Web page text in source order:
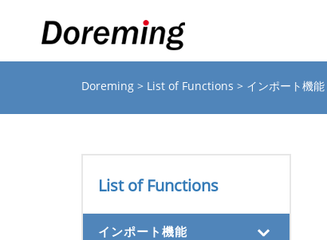
Doreming > List of Functions > インポート機能
List of Functions
インポート機能